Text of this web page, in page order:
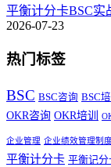
平衡计分卡BSC实
2026-07-23
热门标签
BSC BSC咨询 BSC培
OKR咨询 OKR培训
企业管理 企业绩效管理制度
平衡计分卡 平衡记分